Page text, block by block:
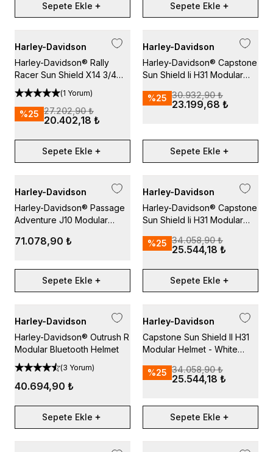
Sepete Ekle Sepete Ekle
Harley-Davidson
Harley-Davidson® Rally
Racer Sun Shield X14 3/4
Helmet
(1 Yorum)
%25 27.202,90 ₺
20.402,18 ₺
Sepete Ekle
Harley-Davidson
Harley-Davidson® Capstone
Sun Shield Ii H31 Modular
%25 30.932,90 ₺
23.199,68 ₺
Sepete Ekle
Harley-Davidson
Harley-Davidson® Passage
Adventure J10 Modular
71.078,90 ₺
Sepete Ekle
Harley-Davidson
Harley-Davidson® Capstone
Sun Shield Ii H31 Modular
%25 34.058,90 ₺
25.544,18 ₺
Sepete Ekle
Harley-Davidson
Harley-Davidson® Outrush R
Modular Bluetooth Helmet
(3 Yorum)
40.694,90 ₺
Sepete Ekle
Harley-Davidson
Capstone Sun Shield II H31
Modular Helmet - White
%25 34.058,90 ₺
25.544,18 ₺
Sepete Ekle